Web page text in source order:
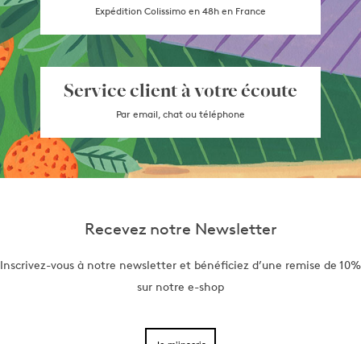
Expédition Colissimo en 48h en France
Service client à votre écoute
Par email, chat ou téléphone
Recevez notre Newsletter
Inscrivez-vous à notre newsletter et bénéficiez d’une remise de 10%
sur notre e-shop